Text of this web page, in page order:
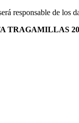
responsable de los
TRAGAMILLAS